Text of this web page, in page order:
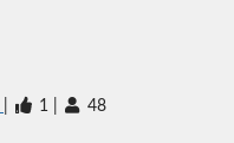
1 48